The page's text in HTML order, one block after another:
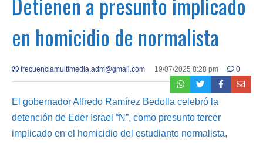
en homicidio de normalista
frecuenciamultimedia.adm@gmail.com 19/07/2025 8:28 pm 0
El gobernador Alfredo Ramírez Bedolla celebró la
detención de Eder Israel “N”, como presunto tercer
implicado en el homicidio del estudiante normalista,